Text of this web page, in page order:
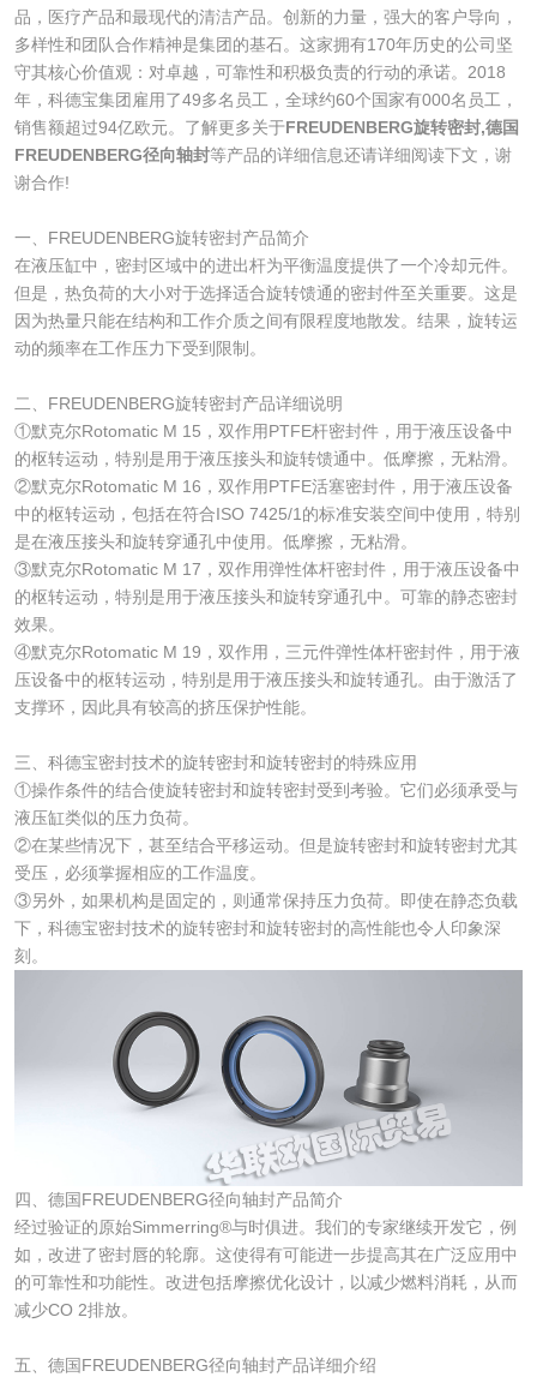
品，医疗产品和最现代的清洁产品。创新的力量，强大的客户导向，
多样性和团队合作精神是集团的基石。这家拥有170年历史的公司坚
守其核心价值观：对卓越，可靠性和积极负责的行动的承诺。2018
年，科德宝集团雇用了49多名员工，全球约60个国家有000名员工，
销售额超过94亿欧元。了解更多关于FREUDENBERG旋转密封,德国
FREUDENBERG径向轴封等产品的详细信息还请详细阅读下文，谢
谢合作!
一、FREUDENBERG旋转密封产品简介
在液压缸中，密封区域中的进出杆为平衡温度提供了一个冷却元件。
但是，热负荷的大小对于选择适合旋转馈通的密封件至关重要。这是
因为热量只能在结构和工作介质之间有限程度地散发。结果，旋转运
动的频率在工作压力下受到限制。
二、FREUDENBERG旋转密封产品详细说明
①默克尔Rotomatic M 15，双作用PTFE杆密封件，用于液压设备中
的枢转运动，特别是用于液压接头和旋转馈通中。低摩擦，无粘滑。
②默克尔Rotomatic M 16，双作用PTFE活塞密封件，用于液压设备
中的枢转运动，包括在符合ISO 7425/1的标准安装空间中使用，特别
是在液压接头和旋转穿通孔中使用。低摩擦，无粘滑。
③默克尔Rotomatic M 17，双作用弹性体杆密封件，用于液压设备中
的枢转运动，特别是用于液压接头和旋转穿通孔中。可靠的静态密封
效果。
④默克尔Rotomatic M 19，双作用，三元件弹性体杆密封件，用于液
压设备中的枢转运动，特别是用于液压接头和旋转通孔。由于激活了
支撑环，因此具有较高的挤压保护性能。
三、科德宝密封技术的旋转密封和旋转密封的特殊应用
①操作条件的结合使旋转密封和旋转密封受到考验。它们必须承受与
液压缸类似的压力负荷。
②在某些情况下，甚至结合平移运动。但是旋转密封和旋转密封尤其
受压，必须掌握相应的工作温度。
③另外，如果机构是固定的，则通常保持压力负荷。即使在静态负载
下，科德宝密封技术的旋转密封和旋转密封的高性能也令人印象深
刻。
四、德国FREUDENBERG径向轴封产品简介
经过验证的原始Simmerring®与时俱进。我们的专家继续开发它，例
如，改进了密封唇的轮廓。这使得有可能进一步提高其在广泛应用中
的可靠性和功能性。改进包括摩擦优化设计，以减少燃料消耗，从而
减少CO 2排放。
五、德国FREUDENBERG径向轴封产品详细介绍